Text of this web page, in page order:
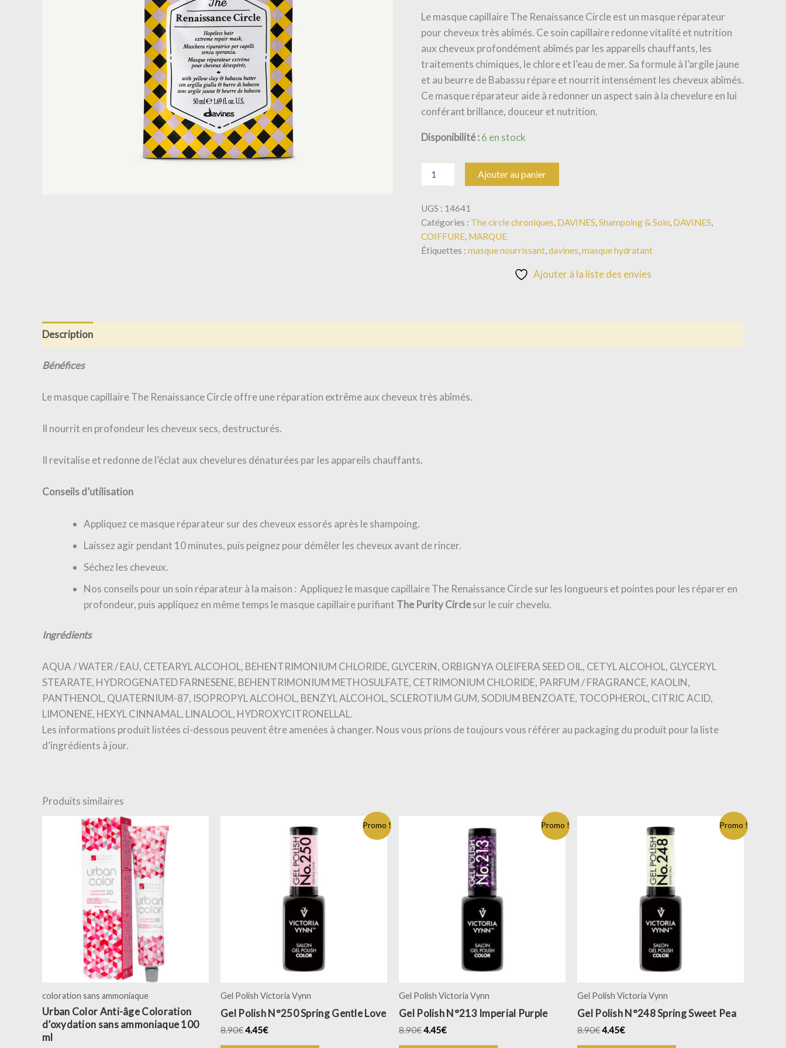
Le masque capillaire The Renaissance Circle est un masque réparateur
pour cheveux très abîmés. Ce soin capillaire redonne vitalité et nutrition
aux cheveux profondément abîmés par les appareils chauffants, les
traitements chimiques, le chlore et l’eau de mer. Sa formule à l’argile jaune
et au beurre de Babassu répare et nourrit intensément les cheveux abîmés.
Ce masque réparateur aide à redonner un aspect sain à la chevelure en lui
conférant brillance, douceur et nutrition.
Disponibilité :6 en stock
Ajouter au panier
UGS : 14641
Catégories : The circle chroniques, DAVINES,Shampoing & Soin, DAVINES,
COIFFURE, MARQUE
Étiquettes : masque nourrissant,davines,masque hydratant
Ajouter à la liste des envies
Description
Bénéfices
Le masque capillaire The Renaissance Circle offre une réparation extrême aux cheveux très abîmés.
Il nourrit en profondeur les cheveux secs, destructurés.
Il revitalise et redonne de l’éclat aux chevelures dénaturées par les appareils chauffants.
Conseils d’utilisation
Appliquez ce masque réparateur sur des cheveux essorés après le shampoing.
Laissez agir pendant 10 minutes, puis peignez pour démêler les cheveux avant de rincer.
Séchez les cheveux.
Nos conseils pour un soin réparateur à la maison : Appliquez le masque capillaire The Renaissance Circle sur les longueurs et pointes pour les réparer en
profondeur, puis appliquez en même temps le masque capillaire purifiant The Purity Circlesur le cuir chevelu.
Ingrédients
AQUA / WATER / EAU, CETEARYL ALCOHOL, BEHENTRIMONIUM CHLORIDE, GLYCERIN, ORBIGNYA OLEIFERA SEED OIL, CETYL ALCOHOL, GLYCERYL
STEARATE, HYDROGENATED FARNESENE, BEHENTRIMONIUM METHOSULFATE, CETRIMONIUM CHLORIDE, PARFUM / FRAGRANCE, KAOLIN,
PANTHENOL, QUATERNIUM-87, ISOPROPYL ALCOHOL, BENZYL ALCOHOL, SCLEROTIUM GUM, SODIUM BENZOATE, TOCOPHEROL, CITRIC ACID,
LIMONENE, HEXYL CINNAMAL, LINALOOL, HYDROXYCITRONELLAL.
Les informations produit listées ci-dessous peuvent être amenées à changer. Nous vous prions de toujours vous référer au packaging du produit pour la liste
d’ingrédients à jour.
Produits similaires
coloration sans ammoniaque
Urban Color Anti-âge Coloration
d’oxydation sans ammoniaque 100
ml
Ce
produit
a
plusieurs
variations.
Les
options
peuvent
être
choisies
sur
la
page
du
Promo !
Gel Polish Victoria Vynn
Gel Polish N°250 Spring Gentle Love
8.90€4.45€
Promo !
Gel Polish Victoria Vynn
Gel Polish N°213 Imperial Purple
8.90€4.45€
Promo !
Gel Polish Victoria Vynn
Gel Polish N°248 Spring Sweet Pea
8.90€4.45€